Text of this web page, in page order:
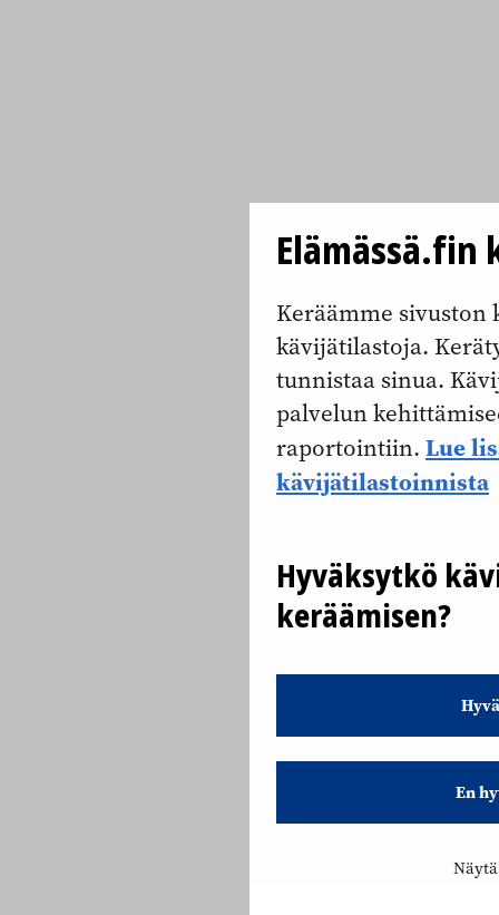
Keräämme sivuston
kävijätilastoja.
tunnistaa sinua.
palvelun
raportointiin. Lue
kävijätilastoinnista
Hyväksytkö
keräämisen?
En